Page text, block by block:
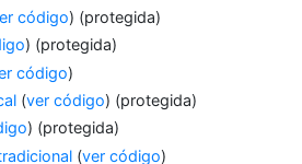
código) (protegida)
) (protegida)
código)
(ver código) (protegida)
) (protegida)
(ver código)